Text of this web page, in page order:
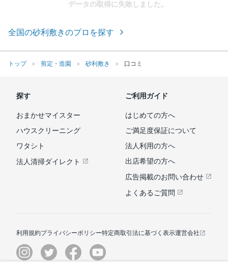
データの取得に失敗しました。
全国の砂利敷きのプロを探す
トップ 剪定・造園 砂利敷き 口コミ
探す
おまかせマイスター
ハウスクリーニング
ワタシト
法人清掃ダイレクト
ご利用ガイド
はじめての方へ
ご満足度保証について
法人利用の方へ
出店希望の方へ
広告掲載のお問い合わせ
よくあるご質問
利用規約プライバシーポリシー特定商取引法に基づく表示運営会社